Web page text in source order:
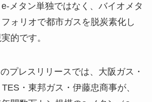
メタン単独ではなく、バイオメタ
ォリオで都市ガスを脱炭素化し
的です。
プレスリリースでは、大阪ガス・
・東邦ガス・伊藤忠商事が、